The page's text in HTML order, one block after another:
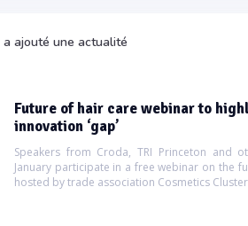
a ajouté une actualité
Future of hair care webinar to
innovation ‘gap’
Speakers from Croda, TRI Princeton and
January participate in a free webinar on the
hosted by trade association Cosmetics Cluster